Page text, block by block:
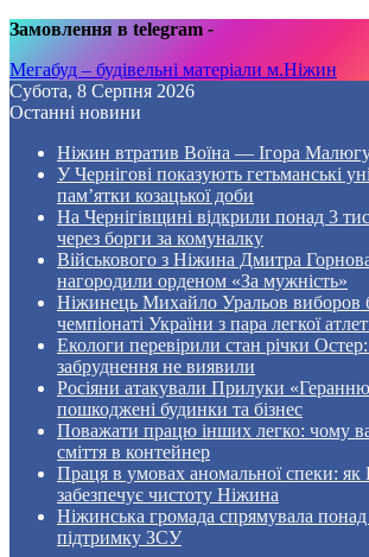
Замовлення в telegram -
Мегабуд – будівельні матеріали м.Ніжин
Субота, 8 Серпня 2026
Останні новини
Ніжин втратив Воїна — Ігора
У Чернігові показують гетьманські
пам’ятки козацької доби
На Чернігівщині відкрили понад 3
через борги за комуналку
Військового з Ніжина Дмитра
нагородили орденом «За мужність»
Ніжинець Михайло Уральов виборов
чемпіонаті України з пара легкої
Екологи перевірили стан річки
забруднення не виявили
Росіяни атакували Прилуки
пошкоджені будинки та бізнес
Поважати працю інших легко: чому
сміття в контейнер
Праця в умовах аномальної спеки:
забезпечує чистоту Ніжина
Ніжинська громада спрямувала
підтримку ЗСУ